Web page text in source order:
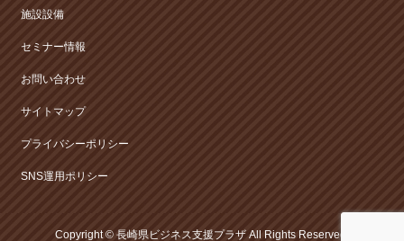
施設設備
セミナー情報
お問い合わせ
サイトマップ
プライバシーポリシー
SNS運用ポリシー
Copyright © 長崎県ビジネス支援プラザAll Rights Reserved.